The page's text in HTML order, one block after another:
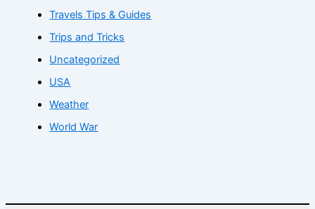
Travels Tips & Guides
Trips and Tricks
Uncategorized
USA
Weather
World War